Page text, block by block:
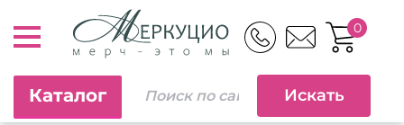
0
Каталог